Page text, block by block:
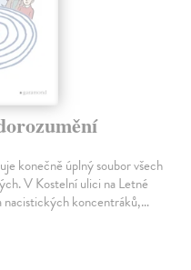
konečně úplný soubor všech
V Kostelní ulici na Letné
nacistických koncentráků,…